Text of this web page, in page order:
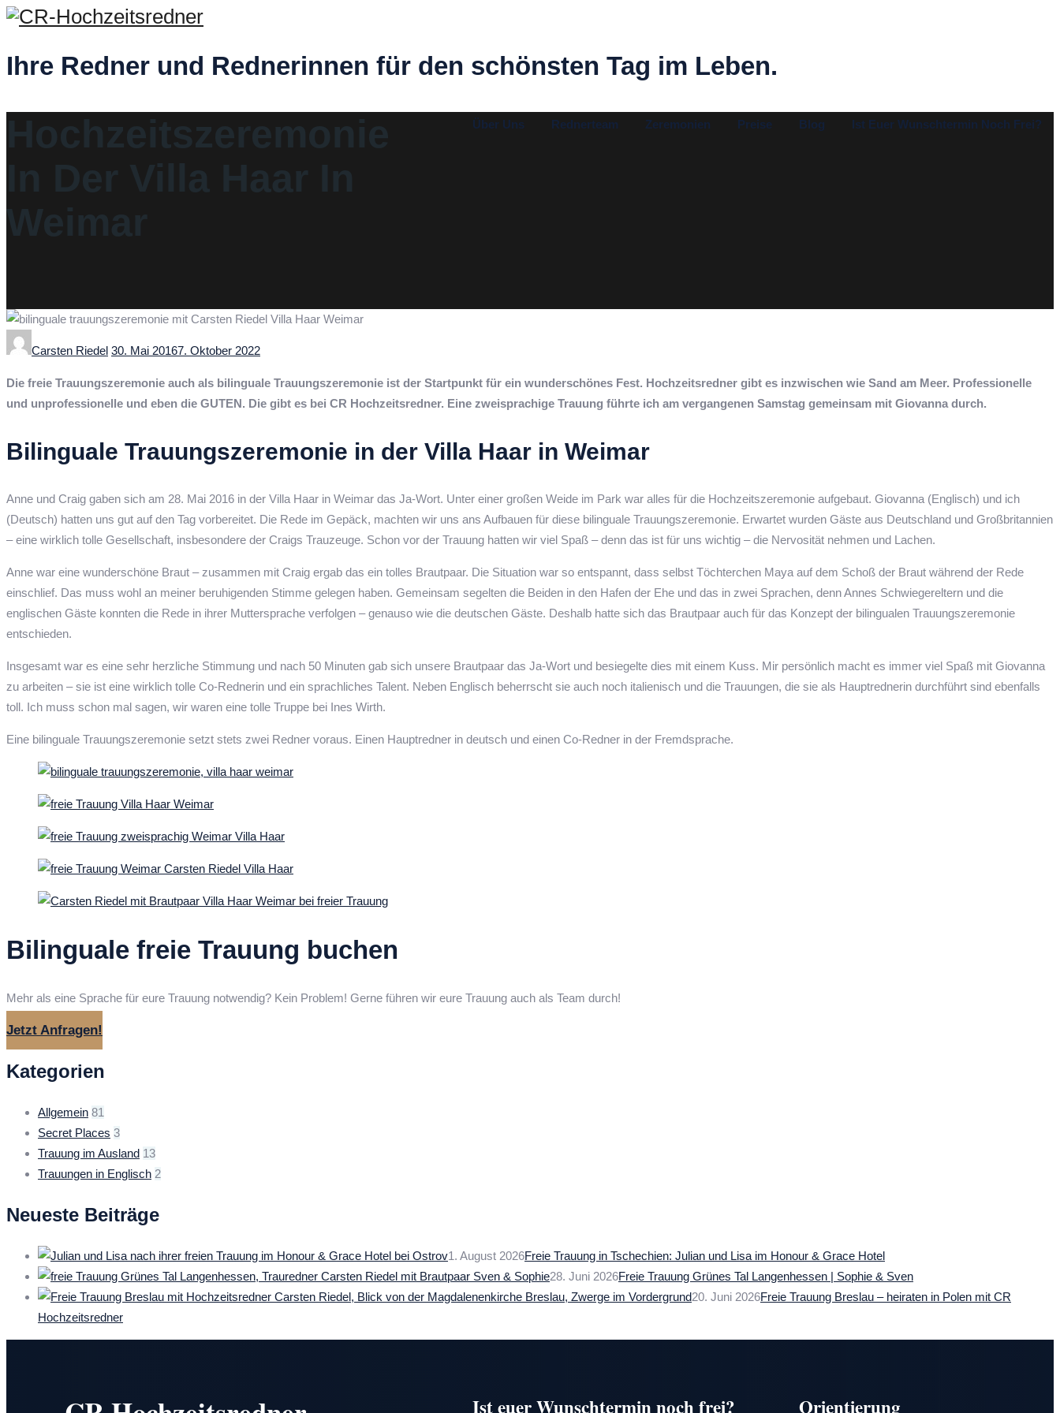
Ihre Redner und Rednerinnen für den schönsten Tag im Leben.
Über Uns Rednerteam Zeremonien Preise Blog Ist Euer Wunschtermin Noch Frei?
Carsten Riedel
on
30. Mai 20167. Oktober 2022
Die freie Trauungszeremonie auch als bilinguale Trauungszeremonie ist der Startpunkt für ein wunderschönes Fest. Hochzeitsredner gibt es inzwischen wie Sand am Meer. Professionelle
und unprofessionelle und eben die GUTEN. Die gibt es bei CR Hochzeitsredner. Eine zweisprachige Trauung führte ich am vergangenen Samstag gemeinsam mit Giovanna durch.
Bilinguale Trauungszeremonie in der Villa Haar in Weimar
Anne und Craig gaben sich am 28. Mai 2016 in der Villa Haar in Weimar das Ja-Wort. Unter einer großen Weide im Park war alles für die Hochzeitszeremonie aufgebaut. Giovanna (Englisch) und ich
(Deutsch) hatten uns gut auf den Tag vorbereitet. Die Rede im Gepäck, machten wir uns ans Aufbauen für diese bilinguale Trauungszeremonie. Erwartet wurden Gäste aus Deutschland und Großbritannien
– eine wirklich tolle Gesellschaft, insbesondere der Craigs Trauzeuge. Schon vor der Trauung hatten wir viel Spaß – denn das ist für uns wichtig – die Nervosität nehmen und Lachen.
Anne war eine wunderschöne Braut – zusammen mit Craig ergab das ein tolles Brautpaar. Die Situation war so entspannt, dass selbst Töchterchen Maya auf dem Schoß der Braut während der Rede
einschlief. Das muss wohl an meiner beruhigenden Stimme gelegen haben. Gemeinsam segelten die Beiden in den Hafen der Ehe und das in zwei Sprachen, denn Annes Schwiegereltern und die
englischen Gäste konnten die Rede in ihrer Muttersprache verfolgen – genauso wie die deutschen Gäste. Deshalb hatte sich das Brautpaar auch für das Konzept der bilingualen Trauungszeremonie
entschieden.
Insgesamt war es eine sehr herzliche Stimmung und nach 50 Minuten gab sich unsere Brautpaar das Ja-Wort und besiegelte dies mit einem Kuss. Mir persönlich macht es immer viel Spaß mit Giovanna
zu arbeiten – sie ist eine wirklich tolle Co-Rednerin und ein sprachliches Talent. Neben Englisch beherrscht sie auch noch italienisch und die Trauungen, die sie als Hauptrednerin durchführt sind ebenfalls
toll. Ich muss schon mal sagen, wir waren eine tolle Truppe bei Ines Wirth.
Eine bilinguale Trauungszeremonie setzt stets zwei Redner voraus. Einen Hauptredner in deutsch und einen Co-Redner in der Fremdsprache.
Bilinguale freie Trauung buchen
Mehr als eine Sprache für eure Trauung notwendig? Kein Problem! Gerne führen wir eure Trauung auch als Team durch!
Jetzt Anfragen!
Kategorien
Allgemein 81
Secret Places 3
Trauung im Ausland 13
Trauungen in Englisch 2
Neueste Beiträge
1. August 2026Freie Trauung in Tschechien: Julian und Lisa im Honour & Grace Hotel
28. Juni 2026Freie Trauung Grünes Tal Langenhessen | Sophie & Sven
20. Juni 2026Freie Trauung Breslau – heiraten in Polen mit CR
Hochzeitsredner
Ist euer Wunschtermin noch frei? Orientierung